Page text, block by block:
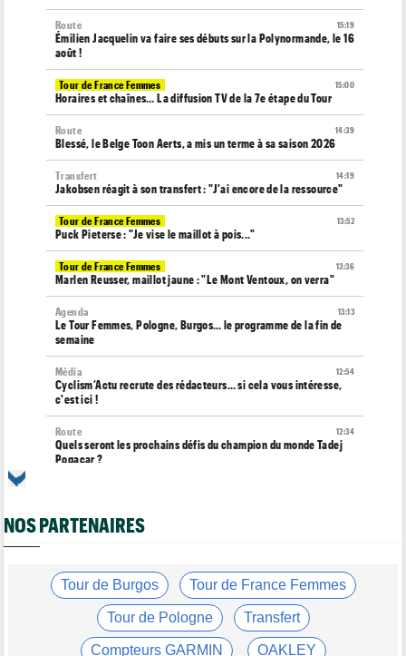
15:19
Route
Émilien Jacquelin va faire ses débuts sur la Polynormande, le 16
août !
15:00
Tour de France Femmes
Horaires et chaînes… La diffusion TV de la 7e étape du Tour
14:39
Route
Blessé, le Belge Toon Aerts, a mis un terme à sa saison 2026
14:19
Transfert
Jakobsen réagit à son transfert : "J'ai encore de la ressource"
13:52
Tour de France Femmes
Puck Pieterse : "Je vise le maillot à pois..."
13:36
Tour de France Femmes
Marlen Reusser, maillot jaune : "Le Mont Ventoux, on verra"
13:13
Agenda
Le Tour Femmes, Pologne, Burgos… le programme de la fin de
semaine
12:54
Média
Cyclism’Actu recrute des rédacteurs… si cela vous intéresse,
c'est ici !
12:34
Route
Quels seront les prochains défis du champion du monde Tadej
Pogacar ?
Route
11:29
Route
Gesink : "Quand j'ai intégré le peloton, le dopage était monnaie
courante"
Tour de France Femmes
NOS PARTENAIRES
Tour de Burgos Tour de France Femmes
Tour de Pologne Transfert
Compteurs GARMIN OAKLEY